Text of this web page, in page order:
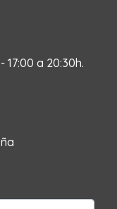
17:00 a 20:30h.